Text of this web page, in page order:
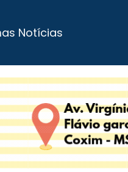
Notícias